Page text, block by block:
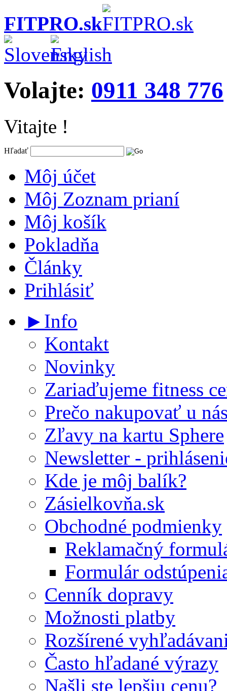
FITPRO.sk
Volajte: 0911 348 776
Vitajte !
Hľadať
Môj účet
Môj Zoznam prianí
Môj košík
Pokladňa
Články
Prihlásiť
►Info
Kontakt
Novinky
Zariaďujeme fitness
Prečo nakupovať u
Zľavy na kartu Sphere
Newsletter -
Kde je môj balík?
Zásielkovňa.sk
Obchodné podmienky
Reklamačný
Formulár
Cenník dopravy
Možnosti platby
Rozšírené
Často hľadané výrazy
Našli ste lepšiu cenu?